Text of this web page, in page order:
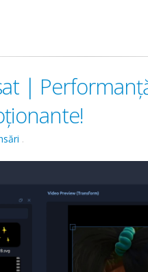
|
.